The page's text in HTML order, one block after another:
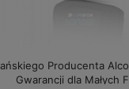
Producenta
Gwarancji dla Małych